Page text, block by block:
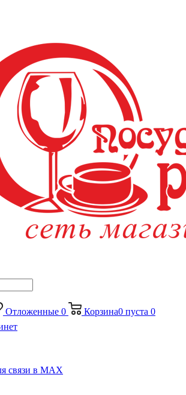
Отложенные 0 Корзина0 пуста 0
связи в МАХ